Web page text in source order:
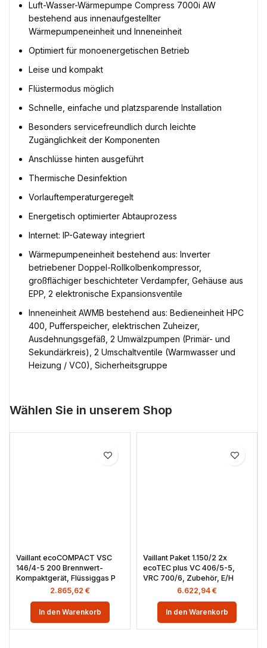
Luft-Wasser-Wärmepumpe Compress 7000i AW
bestehend aus innenaufgestellter
Wärmepumpeneinheit und Inneneinheit
Optimiert für monoenergetischen Betrieb
Leise und kompakt
Flüstermodus möglich
Schnelle, einfache und platzsparende Installation
Besonders servicefreundlich durch leichte
Zugänglichkeit der Komponenten
Anschlüsse hinten ausgeführt
Thermische Desinfektion
Vorlauftemperaturgeregelt
Energetisch optimierter Abtauprozess
Internet: IP-Gateway integriert
Wärmepumpeneinheit bestehend aus: Inverter
betriebener Doppel-Rollkolbenkompressor,
großflächiger beschichteter Verdampfer, Gehäuse aus
EPP, 2 elektronische Expansionsventile
Inneneinheit AWMB bestehend aus: Bedieneinheit HPC
400, Pufferspeicher, elektrischen Zuheizer,
Ausdehnungsgefäß, 2 Umwälzpumpen (Primär- und
Sekundärkreis), 2 Umschaltventile (Warmwasser und
Heizung / VC0), Sicherheitsgruppe
Wählen Sie in unserem Shop
Vaillant ecoCOMPACT VSC
146/4-5 200 Brennwert-
Kompaktgerät, Flüssiggas P
2.865,62 €
In den Warenkorb
Vaillant Paket 1.150/2 2x
ecoTEC plus VC 406/5-5,
VRC 700/6, Zubehör, E/H
6.622,94 €
In den Warenkorb